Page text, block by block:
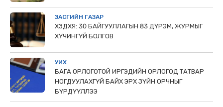
ЗАСГИЙН ГАЗАР
ХЗДХЯ: 30 БАЙГУУЛЛАГЫН 83 ДҮРЭМ, ЖУРМЫГ
ХҮЧИНГҮЙ БОЛГОВ
УИХ
БАГА ОРЛОГОТОЙ ИРГЭДИЙН ОРЛОГОД ТАТВАР
НОГДУУЛАХГҮЙ БАЙХ ЭРХ ЗҮЙН ОРЧНЫГ
БҮРДҮҮЛЛЭЭ